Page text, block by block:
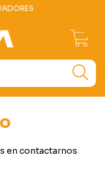
en contactarnos